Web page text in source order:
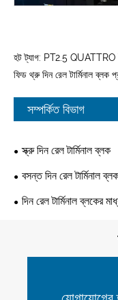
হট ট্যাগ: PT2.5 QUATTRO
ফিড থ্রু দিন রেল টার্মিনাল ব্লক
সম্পর্কিত বিভাগ
স্ক্রু দিন রেল টার্মিনাল ব্লক
বসন্ত দিন রেল টার্মিনাল ব্লক
দিন রেল টার্মিনাল ব্লকের